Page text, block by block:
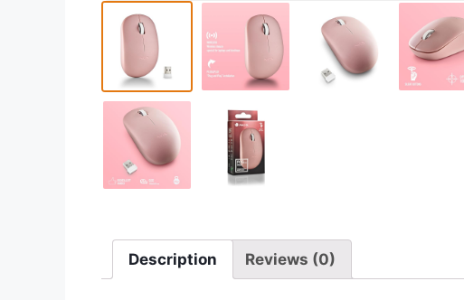
Description Reviews (0)